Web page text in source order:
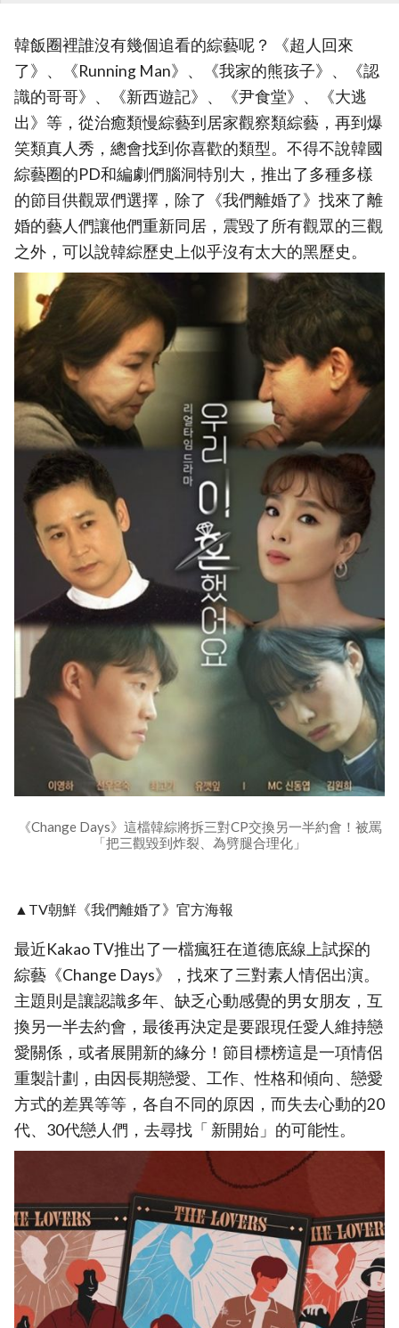
韓飯圈裡誰沒有幾個追看的綜藝呢？ 《超人回來
了》、《Running Man》、《我家的熊孩子》、《認
識的哥哥》、《新西遊記》、《尹食堂》、《大逃
出》等，從治癒類慢綜藝到居家觀察類綜藝，再到爆
笑類真人秀，總會找到你喜歡的類型。不得不說韓國
綜藝圈的PD和編劇們腦洞特別大，推出了多種多樣
的節目供觀眾們選擇，除了《我們離婚了》找來了離
婚的藝人們讓他們重新同居，震毀了所有觀眾的三觀
之外，可以說韓綜歷史上似乎沒有太大的黑歷史。
《Change Days》這檔韓綜將拆三對CP交換另一半約會！被罵
「把三觀毀到炸裂、為劈腿合理化」
▲TV朝鮮《我們離婚了》官方海報
最近Kakao TV推出了一檔瘋狂在道德底線上試探的
綜藝《Change Days》，找來了三對素人情侶出演。
主題則是讓認識多年、缺乏心動感覺的男女朋友，互
換另一半去約會，最後再決定是要跟現任愛人維持戀
愛關係，或者展開新的緣分！節目標榜這是一項情侶
重製計劃，由因長期戀愛、工作、性格和傾向、戀愛
方式的差異等等，各自不同的原因，而失去心動的20
代、30代戀人們，去尋找「 新開始」的可能性。